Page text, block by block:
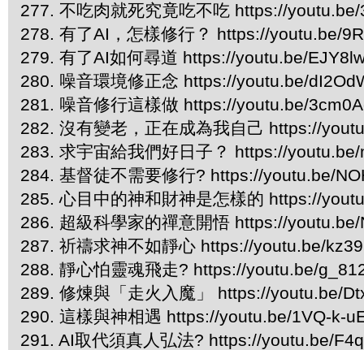
277. 不吃肉就死究竟吃不吃 https://
278. 有了AI，怎樣修行？ https://youtu.be/
279. 有了AI如何尋道 https://youtu.be/
280. 噪音環境修正念 https://youtu.be/
281. 噪音修行這樣做 https://youtu.be/
282. 沒有變老，正在成為我自己 https://
283. 求宇宙給我們好日子？ https://
284. 基督徒不需要修行? https://youtu.be/
285. 心目中的神和財神是怎樣的 https://
286. 超級科學家的禪意開悟 https://youtu.be/
287. 祈禱求神不如靜心 https://youtu.be/
288. 靜心怕靈魂飛走? https://youtu.be/
289. 修煉與「走火入魔」 https://youtu.be/
290. 這樣與神相遇 https://youtu.be/1VQ-k-
291. AI取代須真人弘法? https://youtu.be/